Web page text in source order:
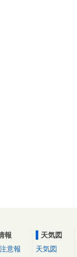
報
意報
天気図
天気図